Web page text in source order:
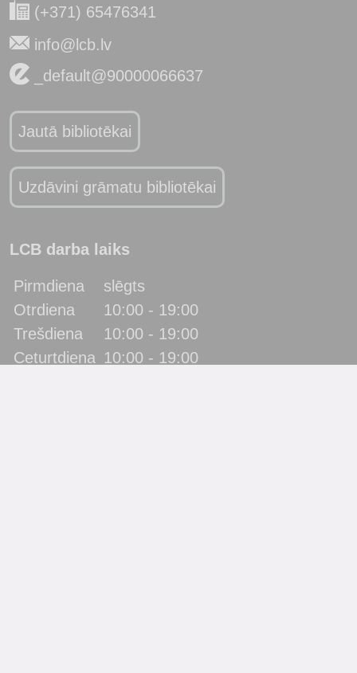
(+371) 65476341
info@lcb.lv
_default@90000066637
Jautā bibliotēkai
Uzdāvini grāmatu bibliotēkai
LCB darba laiks
Pirmdiena
slēgts
Otrdiena
10:00 - 19:00
Trešdiena
10:00 - 19:00
Ceturtdiena 10:00 - 19:00